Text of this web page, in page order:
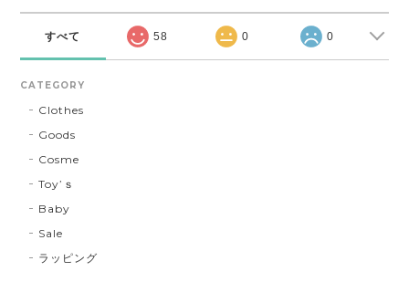
すべて 58 0 0
CATEGORY
Clothes
Goods
Cosme
Toy’ｓ
Baby
Sale
ラッピング